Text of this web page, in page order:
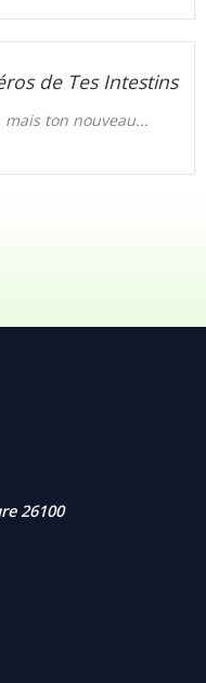
de Tes Intestins
ton nouveau...
26100